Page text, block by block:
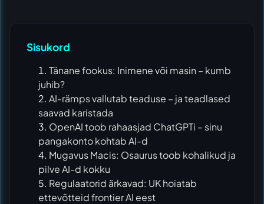
Sisukord
Tänane fookus: Inimene või masin – kumb
juhib?
AI-rämps vallutab teaduse – ja teadlased
saavad karistada
OpenAI toob rahaasjad ChatGPTi – sinu
pangakonto kohtab AI-d
Mugavus Macis: Osaurus toob kohalikud ja
pilve AI-d kokku
Regulaatorid ärkavad: UK hoiatab
ettevõtteid frontier AI eest